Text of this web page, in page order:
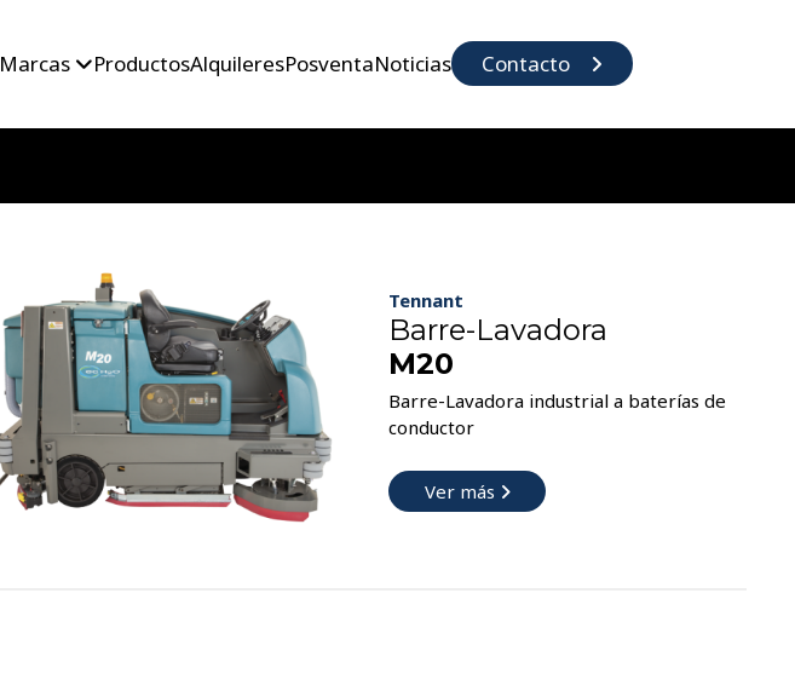
Marcas ProductosAlquileresPosventaNoticias Contacto
Tennant
Barre-Lavadora
M20
Barre-Lavadora industrial a baterías de
conductor
Ver más